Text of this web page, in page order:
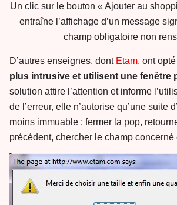
Un clic sur le bouton « Ajouter au
entraîne l’affichage d’un message
champ obligatoire non
D’autres enseignes, dont Etam, ont
plus intrusive et utilisent une fenêtre
solution attire l’attention et informe
de l’erreur, elle n’autorise qu’une suite
moins immuable : fermer la pop,
précédent, chercher le champ concerné